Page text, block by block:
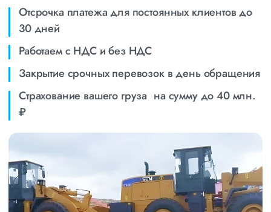
Отсрочка платежа для постоянных клиентов до
30 дней
Работаем с НДС и без НДС
Закрытие срочных перевозок в день обращения
Страхование вашего груза на сумму до 40 млн.
₽